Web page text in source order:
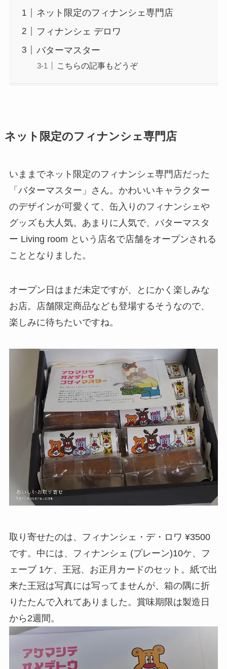
ネット限定のフィナンシェ専門店
フィナンシェ デロワ
バターマスター
こちらの記事もどうぞ
ネット限定のフィナンシェ専門店
いままでネット限定のフィナンシェ専門店だった
「バターマスター」さん。かわいいキャラクター
のデザインが可愛くて、缶入りのフィナンシェや
グッズも大人気。あまりに人気で、バターマスタ
ー Living room という店名で店舗をオープンされる
こととなりました。
オープン日はまだ未定ですが、とにかく楽しみな
お店。店舗限定商品なども登場するそうなので、
楽しみに待ちたいですね。
取り寄せたのは、フィナンシェ・デ・ロワ ¥3500
です。中には、フィナンシェ (プレーン)10ケ、フ
ェーブ 1ケ、王冠、お正月カードのセット。紙で出
来た王冠は写真には写ってませんが、箱の隅に折
りたたんで入れてありました。賞味期限は製造日
から2週間。